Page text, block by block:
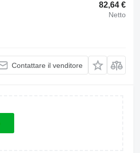
82,64 €
Netto
Contattare il venditore